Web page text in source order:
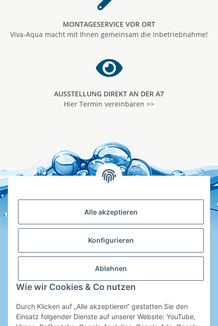
Alle akzeptieren
Konfigurieren
Ablehnen
Wie wir Cookies & Co nutzen
Durch Klicken auf „Alle akzeptieren“ gestatten Sie den
Einsatz folgender Dienste auf unserer Website: YouTube,
MONTAGESERVICE VOR ORT
Viva-Aqua macht mit Ihnen gemeinsam die Inbetriebnahme!
AUSSTELLUNG DIREKT AN DER A7
Hier Termin vereinbaren >>
Shop Service
Informationen